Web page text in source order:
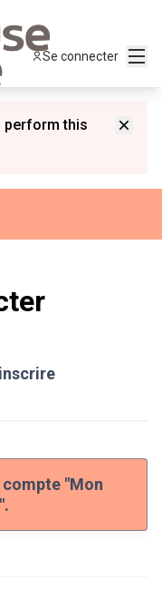
Se connecter
perform this
"Mon